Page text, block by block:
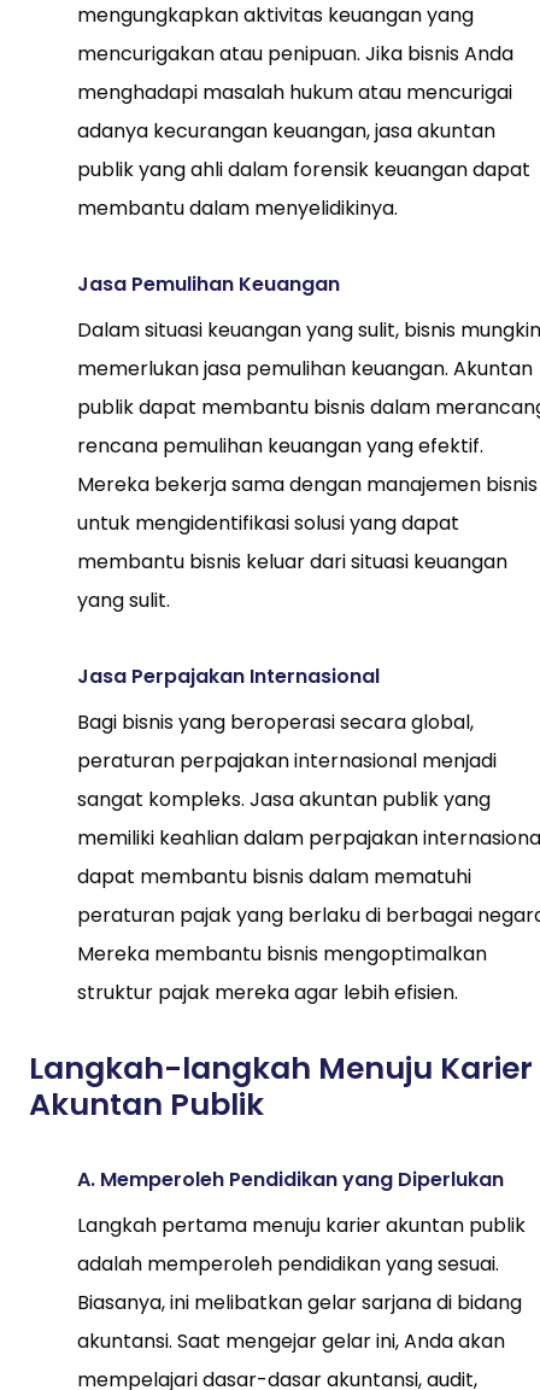
mengungkapkan aktivitas keuangan yang
mencurigakan atau penipuan. Jika bisnis Anda
menghadapi masalah hukum atau mencurigai
adanya kecurangan keuangan, jasa akuntan
publik yang ahli dalam forensik keuangan dapat
membantu dalam menyelidikinya.
Jasa Pemulihan Keuangan
Dalam situasi keuangan yang sulit, bisnis mungkin
memerlukan jasa pemulihan keuangan. Akuntan
publik dapat membantu bisnis dalam
rencana pemulihan keuangan yang efektif.
Mereka bekerja sama dengan manajemen bisnis
untuk mengidentifikasi solusi yang dapat
membantu bisnis keluar dari situasi keuangan
yang sulit.
Jasa Perpajakan Internasional
Bagi bisnis yang beroperasi secara global,
peraturan perpajakan internasional menjadi
sangat kompleks. Jasa akuntan publik yang
memiliki keahlian dalam perpajakan
dapat membantu bisnis dalam mematuhi
peraturan pajak yang berlaku di berbagai
Mereka membantu bisnis mengoptimalkan
struktur pajak mereka agar lebih efisien.
Langkah-langkah Menuju Karier
Akuntan Publik
A. Memperoleh Pendidikan yang Diperlukan
Langkah pertama menuju karier akuntan publik
adalah memperoleh pendidikan yang sesuai.
Biasanya, ini melibatkan gelar sarjana di bidang
akuntansi. Saat mengejar gelar ini, Anda akan
mempelajari dasar-dasar akuntansi, audit,